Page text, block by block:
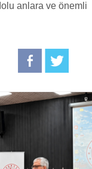
anlara ve önemli